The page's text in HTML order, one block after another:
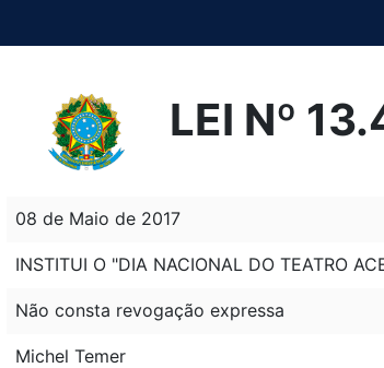
LEI Nº
08 de Maio de 2017
INSTITUI O "DIA NACIONAL DO TEATRO
Não consta revogação expressa
Michel Temer